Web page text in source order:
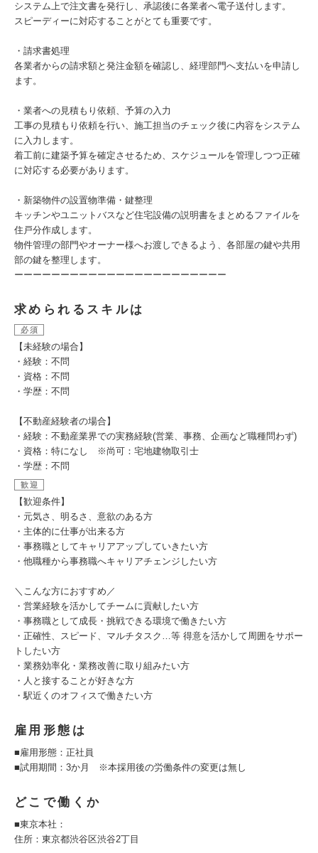
システム上で注文書を発行し、承認後に各業者へ電子送付します。
スピーディーに対応することがとても重要です。
・請求書処理
各業者からの請求額と発注金額を確認し、経理部門へ支払いを申請し
ます。
・業者への見積もり依頼、予算の入力
工事の見積もり依頼を行い、施工担当のチェック後に内容をシステム
に入力します。
着工前に建築予算を確定させるため、スケジュールを管理しつつ正確
に対応する必要があります。
・新築物件の設置物準備・鍵整理
キッチンやユニットバスなど住宅設備の説明書をまとめるファイルを
住戸分作成します。
物件管理の部門やオーナー様へお渡しできるよう、各部屋の鍵や共用
部の鍵を整理します。
ーーーーーーーーーーーーーーーーーーーーーーー
求められるスキルは
必須
【未経験の場合】
・経験：不問
・資格：不問
・学歴：不問
【不動産経験者の場合】
・経験：不動産業界での実務経験(営業、事務、企画など職種問わず)
・資格：特になし ※尚可：宅地建物取引士
・学歴：不問
歓迎
【歓迎条件】
・元気さ、明るさ、意欲のある方
・主体的に仕事が出来る方
・事務職としてキャリアアップしていきたい方
・他職種から事務職へキャリアチェンジしたい方
＼こんな方におすすめ／
・営業経験を活かしてチームに貢献したい方
・事務職として成長・挑戦できる環境で働きたい方
・正確性、スピード、マルチタスク…等 得意を活かして周囲をサポー
トしたい方
・業務効率化・業務改善に取り組みたい方
・人と接することが好きな方
・駅近くのオフィスで働きたい方
雇用形態は
■雇用形態：正社員
■試用期間：3か月 ※本採用後の労働条件の変更は無し
どこで働くか
■東京本社：
住所：東京都渋谷区渋谷2丁目